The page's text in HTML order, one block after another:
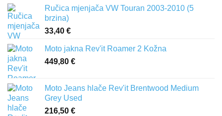
Ručica mjenjača VW Touran 2003-2010 (5
brzina)
33,40 €
Moto jakna Rev'it Roamer 2 Kožna
449,80 €
Moto Jeans hlače Rev'it Brentwood Medium
Grey Used
216,50 €